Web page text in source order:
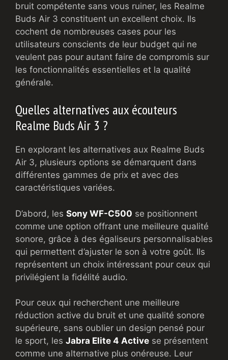
bruit compétente sans vous ruiner, les Realme
Buds Air 3 constituent un excellent choix. Ils
cochent de nombreuses cases pour les
utilisateurs conscients de leur budget qui ne
veulent pas pour autant faire de compromis sur
les fonctionnalités essentielles et la qualité
générale.
Quelles alternatives aux écouteurs
Realme Buds Air 3 ?
En explorant les alternatives aux Realme Buds
Air 3, plusieurs options se démarquent dans
différentes gammes de prix et avec des
caractéristiques variées.
D’abord, les Sony WF-C500 se positionnent
comme une option offrant une meilleure qualité
sonore, grâce à des égaliseurs personnalisables
qui permettent d’ajuster le son à votre goût. Ils
représentent un choix intéressant pour ceux qui
privilégient la fidélité audio.
Pour ceux qui recherchent une meilleure
réduction active du bruit et une qualité sonore
supérieure, sans oublier un design pensé pour
le sport, les Jabra Elite 4 Active se présentent
comme une alternative plus onéreuse. Leur